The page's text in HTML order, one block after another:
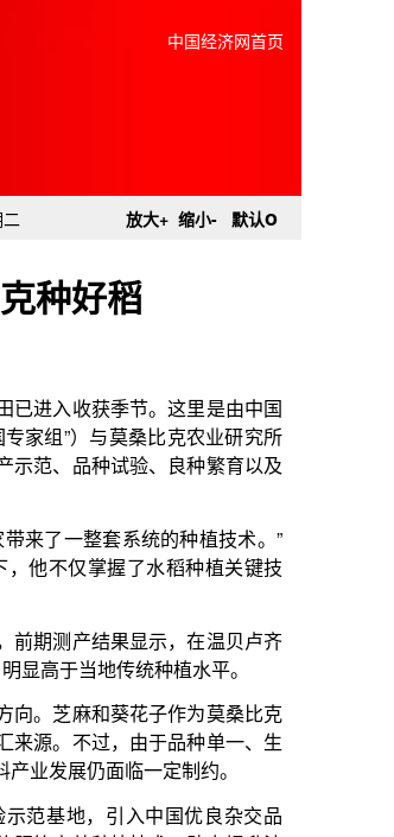
中国经济网首页
放大+ 缩小- 默认o
种好稻
是由中国
业研究所
种繁育以及
植技术。”
植关键技
温贝卢齐
水平。
莫桑比克
种单一、生
约。
良杂交品
助力提升油
物专家赵
料产业规模